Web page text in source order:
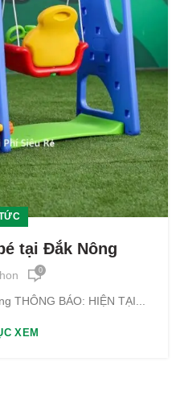
tại Đắk Nông
0
THÔNG BÁO: HIỆN TẠI...
XEM